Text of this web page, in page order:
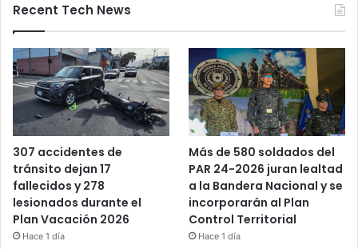
Recent Tech News
307 accidentes de
tránsito dejan 17
fallecidos y 278
lesionados durante el
Plan Vacación 2026
Hace 1 día
Más de 580 soldados del
PAR 24-2026 juran lealtad
a la Bandera Nacional y se
incorporarán al Plan
Control Territorial
Hace 1 día